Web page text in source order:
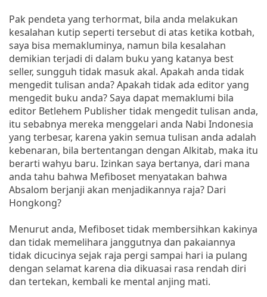
Pak pendeta yang terhormat, bila anda melakukan
kesalahan kutip seperti tersebut di atas ketika kotbah,
saya bisa memakluminya, namun bila kesalahan
demikian terjadi di dalam buku yang katanya best
seller, sungguh tidak masuk akal. Apakah anda tidak
mengedit tulisan anda? Apakah tidak ada editor yang
mengedit buku anda? Saya dapat memaklumi bila
editor Betlehem Publisher tidak mengedit tulisan anda,
itu sebabnya mereka menggelari anda Nabi Indonesia
yang terbesar, karena yakin semua tulisan anda adalah
kebenaran, bila bertentangan dengan Alkitab, maka itu
berarti wahyu baru. Izinkan saya bertanya, dari mana
anda tahu bahwa Mefiboset menyatakan bahwa
Absalom berjanji akan menjadikannya raja? Dari
Hongkong?
Menurut anda, Mefiboset tidak membersihkan kakinya
dan tidak memelihara janggutnya dan pakaiannya
tidak dicucinya sejak raja pergi sampai hari ia pulang
dengan selamat karena dia dikuasai rasa rendah diri
dan tertekan, kembali ke mental anjing mati.